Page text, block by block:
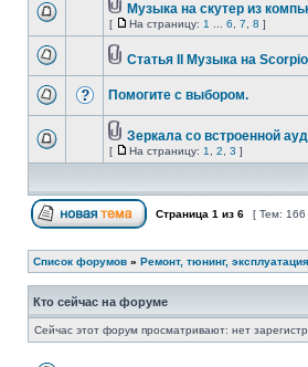
Музыка на скутер из
[ На страницу: 1 6 7 8 ]
Статья II Музыка на
Помогите с выбором.
Зеркала со встроенной
[ На страницу: 1 2 3 ]
Страница 1 из 6 [ Тем: 166
Список форумов » Ремонт, тюнинг, эксплуатация
Кто сейчас на форуме
Сейчас этот форум просматривают: нет